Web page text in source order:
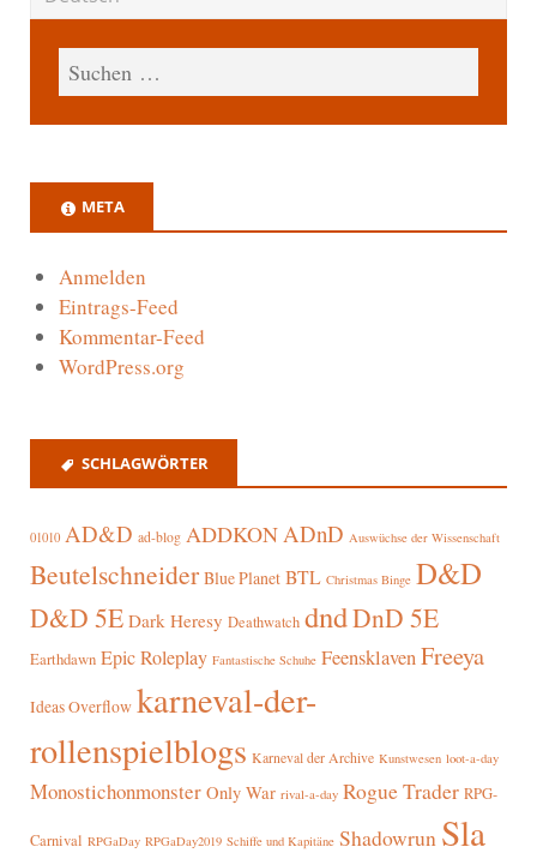
META
Anmelden
Eintrags-Feed
Kommentar-Feed
WordPress.org
SCHLAGWÖRTER
01010 AD&D ad-blog ADDKONADnD Auswüchse der Wissenschaft
Beutelschneider Blue Planet BTL Christmas Binge D&D
D&D 5E Dark Heresy Deathwatch dndDnD 5E
Earthdawn Epic Roleplay Fantastische Schuhe FeensklavenFreeya
Ideas Overflow karneval-der-
rollenspielblogs Karneval der Archive Kunstwesen loot-a-day
Monostichonmonster Only War rival-a-day Rogue Trader RPG-
Carnival RPGaDay RPGaDay2019 Schiffe und Kapitäne Shadowrun Sla